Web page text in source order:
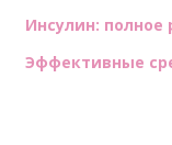
Инсулин: полное
Эффективные